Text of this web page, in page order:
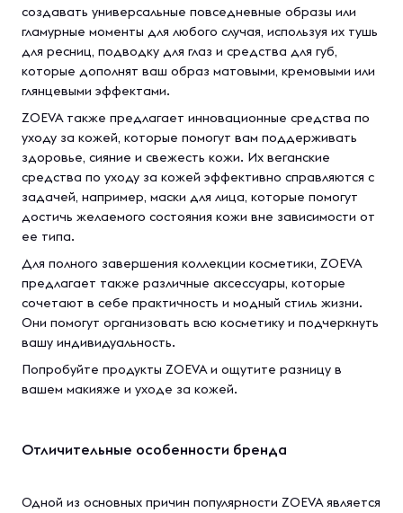
создавать универсальные повседневные образы или
гламурные моменты для любого случая, используя их тушь
для ресниц, подводку для глаз и средства для губ,
которые дополнят ваш образ матовыми, кремовыми или
глянцевыми эффектами.
ZOEVA также предлагает инновационные средства по
уходу за кожей, которые помогут вам поддерживать
здоровье, сияние и свежесть кожи. Их веганские
средства по уходу за кожей эффективно справляются с
задачей, например, маски для лица, которые помогут
достичь желаемого состояния кожи вне зависимости от
ее типа.
Для полного завершения коллекции косметики, ZOEVA
предлагает также различные аксессуары, которые
сочетают в себе практичность и модный стиль жизни.
Они помогут организовать всю косметику и подчеркнуть
вашу индивидуальность.
Попробуйте продукты ZOEVA и ощутите разницу в
вашем макияже и уходе за кожей.
Отличительные особенности бренда
Одной из основных причин популярности ZOEVA является